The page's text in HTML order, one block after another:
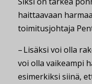
haittaavaan
toimitusjohtaja
– Lisäksi voi olla
voi olla vaikeampi
esimerkiksi siinä,